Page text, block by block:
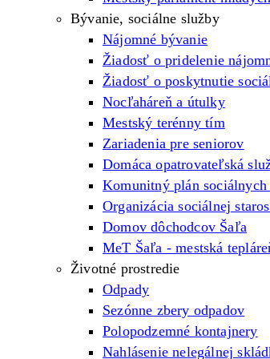
Bývanie, sociálne služby
Nájomné bývanie
Žiadosť o pridelenie
Žiadosť o poskytnutie
Nocľaháreň a útulky
Mestský terénny tím
Zariadenia pre seniorov
Domáca opatrovateľská
Komunitný plán sociálnych
Organizácia sociálnej
Domov dôchodcov Šaľa
MeT Šaľa - mestská
Životné prostredie
Odpady
Sezónne zbery odpadov
Polopodzemné kontajnery
Nahlásenie nelegálnej